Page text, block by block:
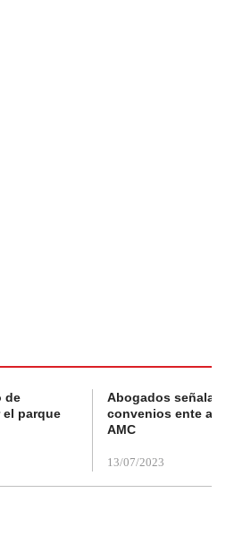
de
parque
Abogados
convenios ente
AMC
13/07/2023